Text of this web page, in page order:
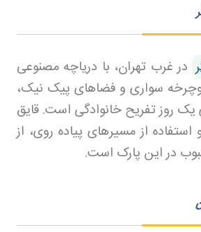
در غرب تهران، با دریاچه مصنوعی
سواری و فضاهای پیک نیک،
یک روز تفریح خانوادگی است. قایق
از مسیرهای پیاده روی، از
در این پارک است.